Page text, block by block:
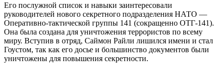
Его послужной список и навыки заинтересовали
руководителей нового секретного подразделения НАТО —
Оперативно-тактической группы 141 (сокращенно ОТГ-141).
Она была создана для уничтожения террористов по всему
миру. Вступив в отряд, Саймон Райли лишился имени и стал
Гоустом, так как его досье и большинство документов были
уничтожены для повышения секретности.